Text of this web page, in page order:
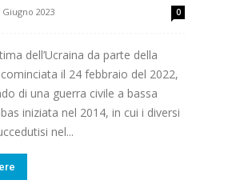
Giugno 2023 0
dell’Ucraina da parte della
il 24 febbraio del 2022,
di una guerra civile a bassa
iniziata nel 2014, in cui i diversi
nel...